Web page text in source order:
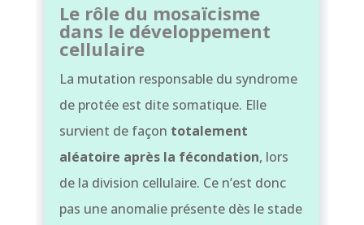
Le rôle du mosaïcisme
dans le développement
cellulaire
La mutation responsable du syndrome
de protée est dite somatique. Elle
survient de façon totalement
aléatoire après la fécondation, lors
de la division cellulaire. Ce n’est donc
pas une anomalie présente dès le stade